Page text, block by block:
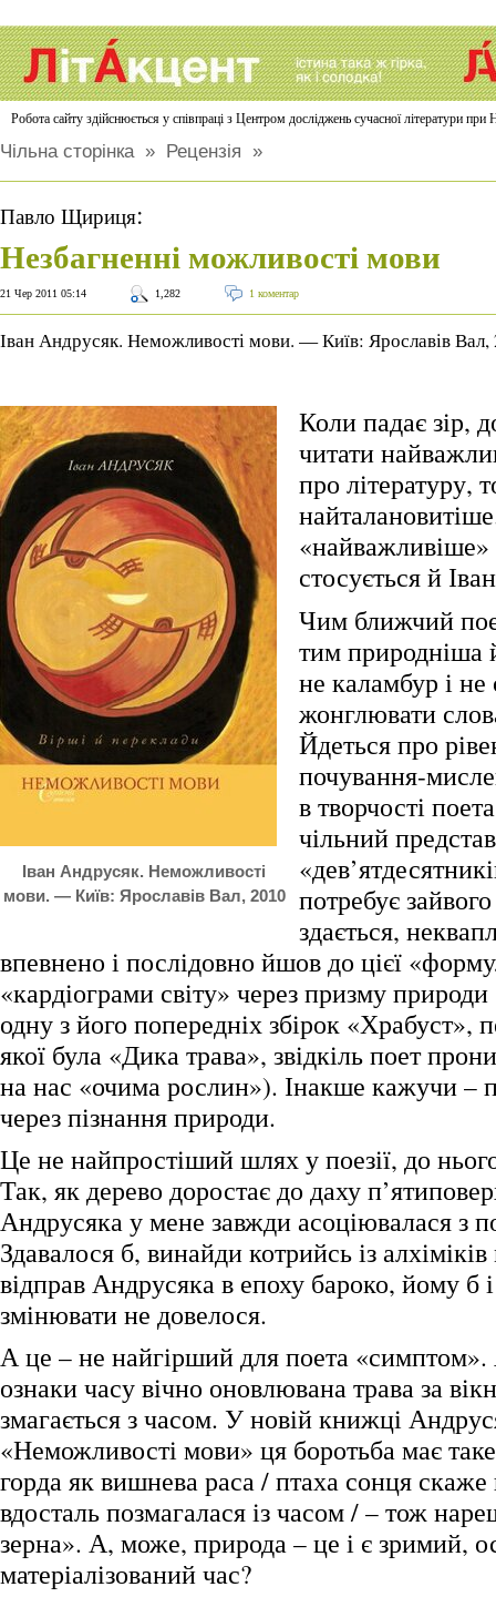
Робота сайту здійснюється у співпраці з Центром досліджень сучасної літератури
Чільна сторінка» Рецензія »
Павло Щириця:
Незбагненні можливості мови
21 Чер 2011 05:14 1,282 1 коментар
Іван Андрусяк. Неможливості мови. — Київ: Ярославів Вал,
Іван Андрусяк. Неможливості
мови. — Київ: Ярославів Вал, 2010
Коли падає зір,
читати
про літературу,
стосується й
Чим ближчий
тим природніша
не каламбур і
жонглювати
Йдеться про
почування-
в творчості
чільний
потребує
здається,
впевнено і послідовно йшов до цієї
«кардіограми світу» через призму
одну з його попередніх збірок «Храбуст»,
якої була «Дика трава», звідкіль поет
на нас «очима рослин»). Інакше кажучи –
через пізнання природи.
Це не найпростіший шлях у поезії, до
Так, як дерево доростає до даху
Андрусяка у мене завжди асоціювалася з
Здавалося б, винайди котрийсь із
відправ Андрусяка в епоху бароко, йому б
змінювати не довелося.
А це – не найгірший для поета
ознаки часу вічно оновлювана трава за
змагається з часом. У новій книжці
«Неможливості мови» ця боротьба має
горда як вишнева раса / птаха сонця
вдосталь позмагалася із часом / – тож
зерна». А, може, природа – це і є зримий,
матеріалізований час?